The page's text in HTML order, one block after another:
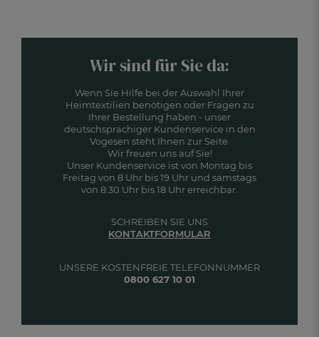
Wir sind für Sie da:
Wenn Sie Hilfe bei der Auswahl Ihrer
Heimtextilien benötigen oder Fragen zu
Ihrer Bestellung haben - unser
deutschsprachiger Kundenservice in den
Vogesen steht Ihnen zur Seite.
Wir freuen uns auf Sie!
Unser Kundenservice ist von Montag bis
Freitag von 8 Uhr bis 19 Uhr und samstags
von 8:30 Uhr bis 18 Uhr erreichbar.
UNSERE KOSTENFREIE TELEFONNUMMER
0800 627 10 01
SCHREIBEN SIE UNS
KONTAKTFORMULAR